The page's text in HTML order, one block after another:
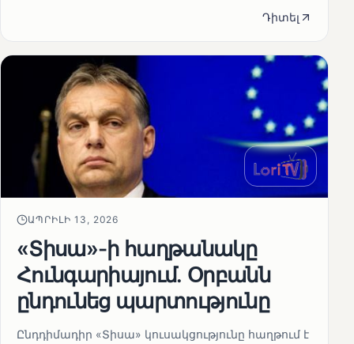
Դիտել
ԱՊՐԻԼԻ 13, 2026
«Տիսա»-ի հաղթանակը
Հունգարիայում․ Օրբանն
ընդունեց պարտությունը
Ընդդիմադիր «Տիսա» կուսակցությունը հաղթում է